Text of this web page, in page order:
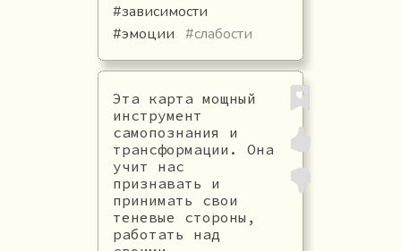
#зависимости
#эмоции #слабости
Эта карта мощный
инструмент
самопознания и
трансформации. Она
учит нас
признавать и
принимать свои
теневые стороны,
работать над